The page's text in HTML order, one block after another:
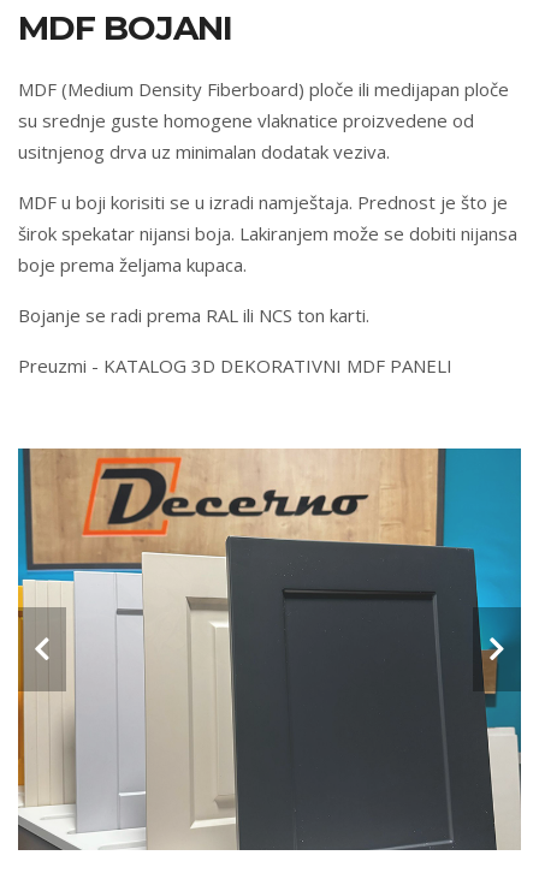
MDF BOJANI
MDF (Medium Density Fiberboard) ploče ili medijapan ploče
su srednje guste homogene vlaknatice proizvedene od
usitnjenog drva uz minimalan dodatak veziva.
MDF u boji korisiti se u izradi namještaja. Prednost je što je
širok spekatar nijansi boja. Lakiranjem može se dobiti nijansa
boje prema željama kupaca.
Bojanje se radi prema RAL ili NCS ton karti.
Preuzmi - KATALOG 3D DEKORATIVNI MDF PANELI